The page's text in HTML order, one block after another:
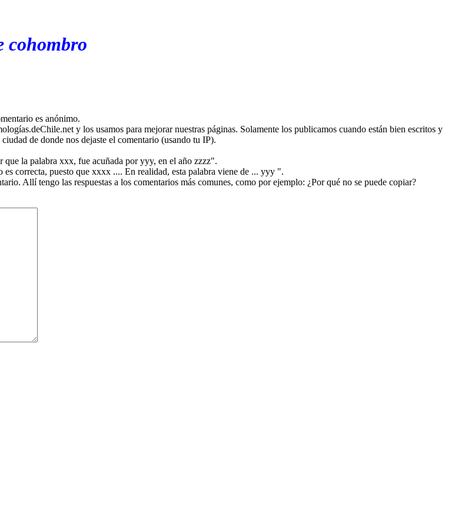
cohombro
es anónimo.
y los usamos para mejorar nuestras páginas. Solamente los publicamos cuando están bien escritos y
de donde nos dejaste el comentario (usando tu IP).
la palabra xxx, fue acuñada por yyy, en el año zzzz".
correcta, puesto que xxxx .... En realidad, esta palabra viene de ... yyy ".
Allí tengo las respuestas a los comentarios más comunes, como por ejemplo: ¿Por qué no se puede copiar?